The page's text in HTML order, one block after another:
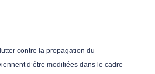
contre la propagation du
d’être modifiées dans le cadre